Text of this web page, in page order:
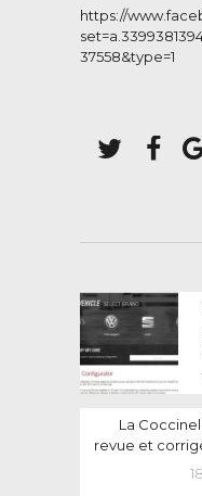
https://
37558&type=1
DE
La
revue et